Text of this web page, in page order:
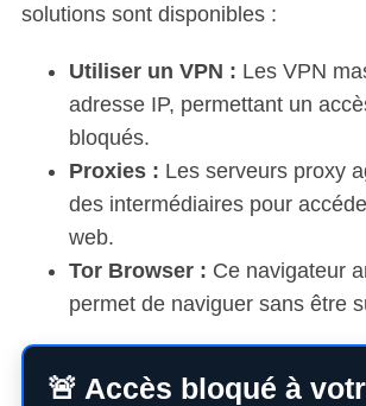
solutions sont disponibles :
Utiliser un VPN : Les VPN
adresse IP, permettant un
bloqués.
Proxies : Les serveurs proxy
des intermédiaires pour
web.
Tor Browser : Ce navigateur
permet de naviguer sans être
🚨 Accès bloqué à